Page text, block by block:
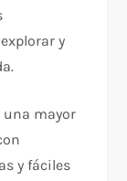
y
una mayor
y fáciles